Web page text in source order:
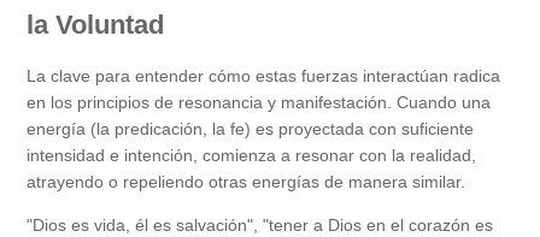
la Voluntad
La clave para entender cómo estas fuerzas interactúan radica
en los principios de resonancia y manifestación. Cuando una
energía (la predicación, la fe) es proyectada con suficiente
intensidad e intención, comienza a resonar con la realidad,
atrayendo o repeliendo otras energías de manera similar.
"Dios es vida, él es salvación", "tener a Dios en el corazón es